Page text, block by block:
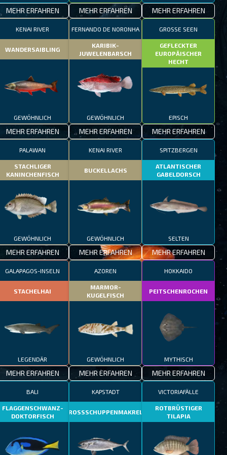
MEHR ERFAHREN MEHR ERFAHREN MEHR ERFAHREN
KENAI RIVER
WANDERSAIBLING
GEWÖHNLICH
MEHR ERFAHREN
FERNANDO DE NORONHA
KARIBIK-
JUWELENBARSCH
GEWÖHNLICH
MEHR ERFAHREN
GROSSE SEEN
GEFLECKTER
EUROPÄISCHER
HECHT
EPISCH
MEHR ERFAHREN
PALAWAN
STACHLIGER
KANINCHENFISCH
GEWÖHNLICH
MEHR ERFAHREN
KENAI RIVER
BUCKELLACHS
GEWÖHNLICH
MEHR ERFAHREN
SPITZBERGEN
ATLANTISCHER
GABELDORSCH
SELTEN
MEHR ERFAHREN
GALAPAGOS-INSELN
STACHELHAI
LEGENDÄR
MEHR ERFAHREN
AZOREN
MARMOR-
KUGELFISCH
GEWÖHNLICH
MEHR ERFAHREN
HOKKAIDO
PEITSCHENROCHEN
MYTHISCH
MEHR ERFAHREN
BALI
FLAGGENSCHWANZ-
DOKTORFISCH
KAPSTADT
GROSSSCHUPPENMAKRELE
VICTORIAFÄLLE
ROTBRÜSTIGER
TILAPIA